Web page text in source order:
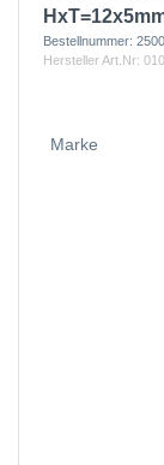
Bestellnummer:
Hersteller Art.Nr:
Marke